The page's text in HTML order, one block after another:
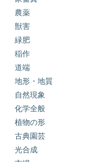
農薬
獣害
緑肥
稲作
道端
地形・地質
自然現象
化学全般
植物の形
古典園芸
光合成